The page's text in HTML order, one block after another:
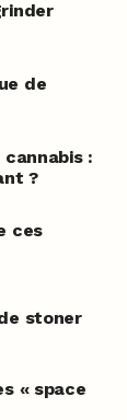
de
:
?
ces
stoner
« space